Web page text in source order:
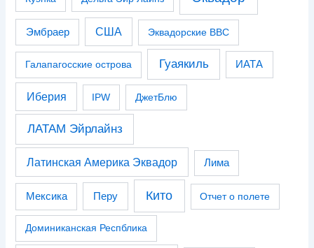
Эмбраер США Эквадорские ВВС
Галапагосские острова Гуаякиль ИАТА
Иберия IPW ДжетБлю
ЛАТАМ Эйрлайнз
Латинская Америка Эквадор Лима
Мексика Перу Кито Отчет о полете
Доминиканская Респблика